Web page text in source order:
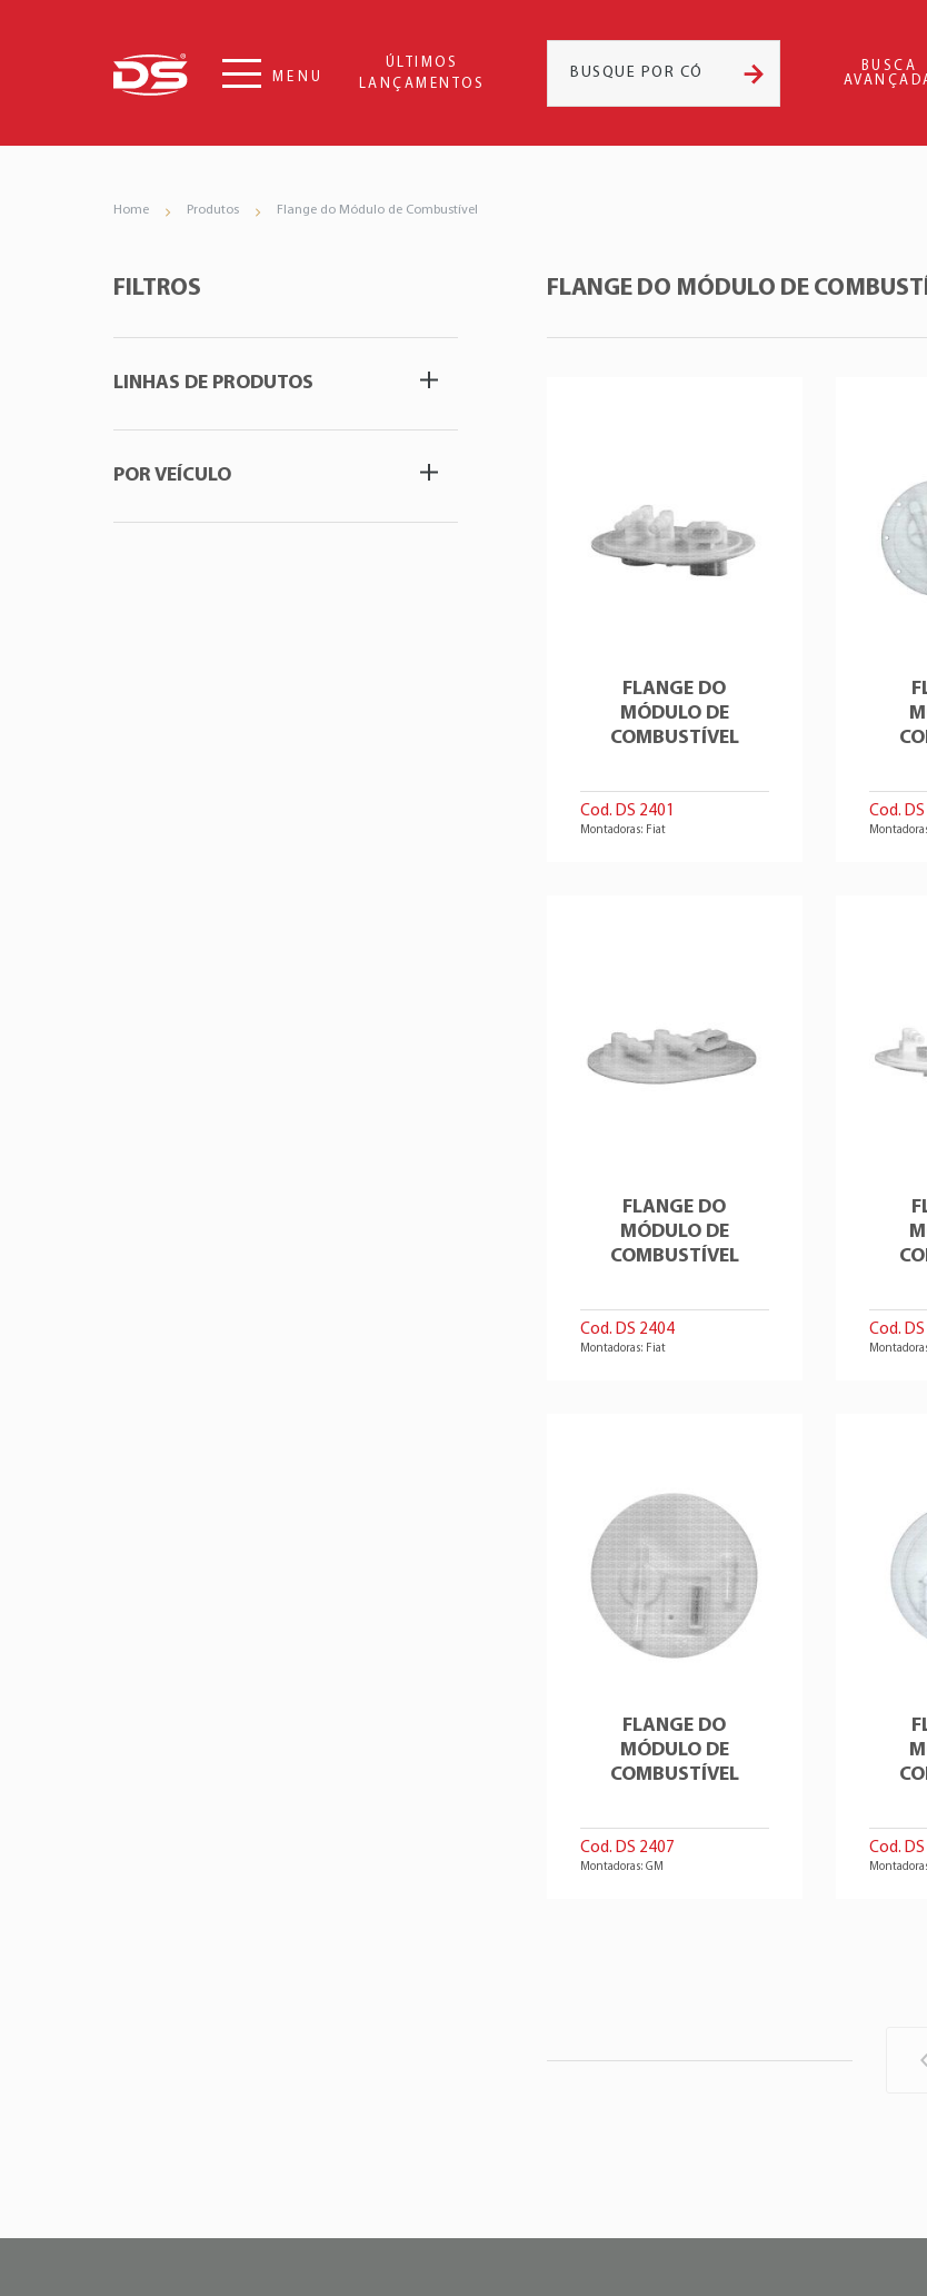
MENU
ÚLTIMOS
LANÇAMENTOS
BUSCA
Home Produtos Flange do Módulo de Combustível
FILTROS
LINHAS DE PRODUTOS
POR VEÍCULO
FLANGE DO MÓDULO DE
FLANGE DO
MÓDULO DE
COMBUSTÍVEL
Cod. DS 2401
Montadoras: Fiat
Cod.
FLANGE DO
MÓDULO DE
COMBUSTÍVEL
Cod. DS 2404
Montadoras: Fiat
Cod.
FLANGE DO
MÓDULO DE
COMBUSTÍVEL
Cod. DS 2407
Montadoras: GM
Cod.